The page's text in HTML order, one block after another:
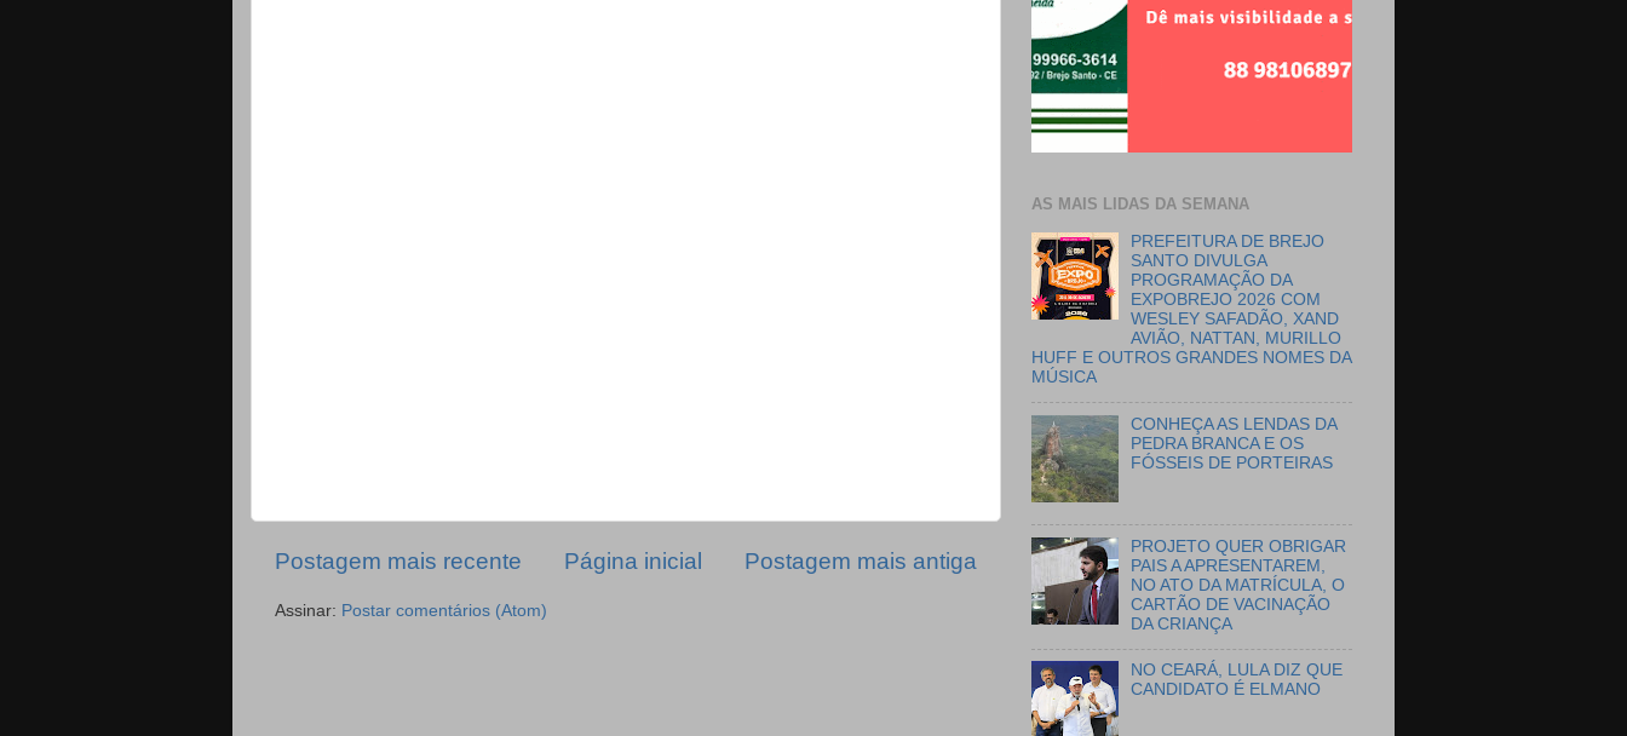
Postagem mais recente Postagem mais antiga
Página inicial
Assinar: Postar comentários (Atom)
AS MAIS LIDAS DA SEMANA
PREFEITURA DE BREJO
SANTO DIVULGA
PROGRAMAÇÃO DA
EXPOBREJO 2026 COM
WESLEY SAFADÃO, XAND
AVIÃO, NATTAN, MURILLO
HUFF E OUTROS GRANDES NOMES DA
MÚSICA
CONHEÇA AS LENDAS DA
PEDRA BRANCA E OS
FÓSSEIS DE PORTEIRAS
PROJETO QUER OBRIGAR
PAIS A APRESENTAREM,
NO ATO DA MATRÍCULA, O
CARTÃO DE VACINAÇÃO
DA CRIANÇA
NO CEARÁ, LULA DIZ QUE
CANDIDATO É ELMANO